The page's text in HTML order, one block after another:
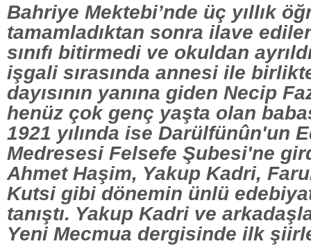
Bahriye Mektebi’nde üç yıllık
tamamladıktan sonra ilave
sınıfı bitirmedi ve okuldan
işgali sırasında annesi ile
dayısının yanına giden Necip
henüz çok genç yaşta olan
1921 yılında ise Darülfünûn'un
Medresesi Felsefe Şubesi'ne
Ahmet Haşim, Yakup Kadri,
Kutsi gibi dönemin ünlü
tanıştı. Yakup Kadri ve
Yeni Mecmua dergisinde ilk